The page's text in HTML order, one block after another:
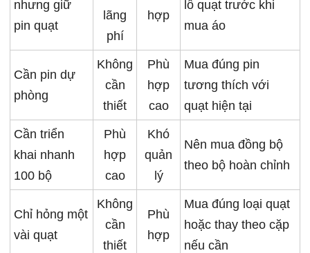
nhưng giữ
pin quạt
lãng
phí
hợp
lỗ quạt trước khi
mua áo
Cần pin dự
phòng
Không
cần
thiết
Phù
hợp
cao
Mua đúng pin
tương thích với
quạt hiện tại
Cần triển
khai nhanh
100 bộ
Phù
hợp
cao
Khó
quản
lý
Nên mua đồng bộ
theo bộ hoàn chỉnh
Chỉ hỏng một
vài quạt
Không
cần
thiết
Phù
hợp
Mua đúng loại quạt
hoặc thay theo cặp
nếu cần